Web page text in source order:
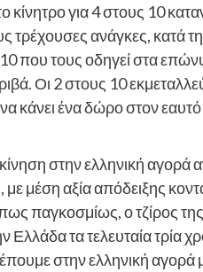
για 4 στους 10
ανάγκες, κατά τη
10 που τους οδηγεί στα
Οι 2 στους 10
κάνει ένα δώρο στον
στην ελληνική αγορά
μέση αξία απόδειξης
παγκοσμίως, ο τζίρος
τα τελευταία τρία
στην ελληνική αγορά